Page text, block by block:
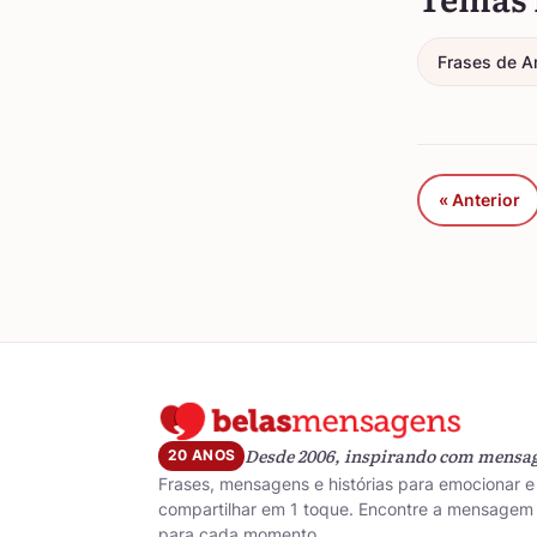
Frases de
« Anterior
20 ANOS Desde 2006, inspirando com
Frases, mensagens e histórias para emocionar e
compartilhar em 1 toque. Encontre a